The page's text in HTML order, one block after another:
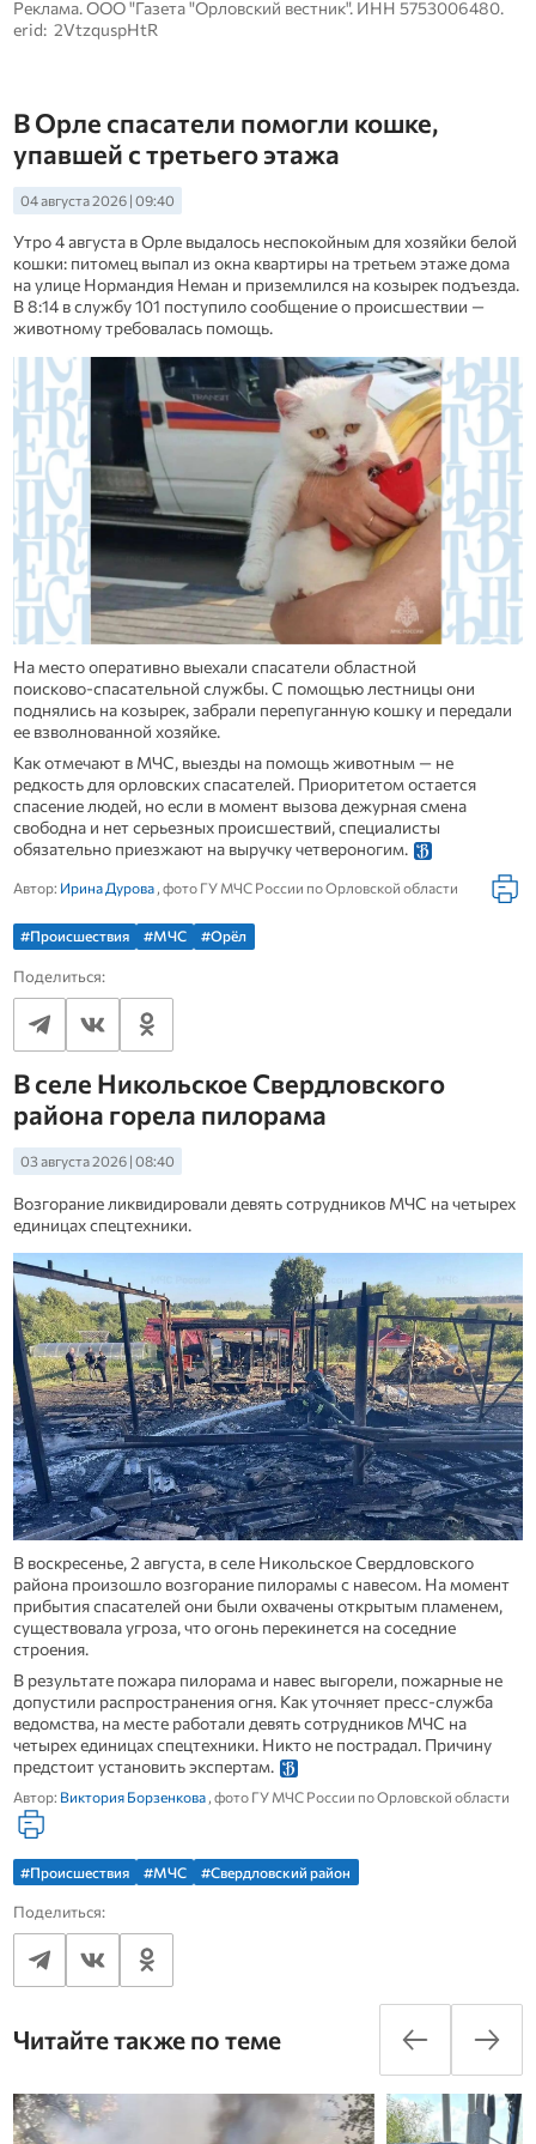
Реклама. ООО "Газета "Орловский вестник". ИНН 5753006480.
erid: 2VtzquspHtR
В Орле спасатели помогли кошке,
упавшей с третьего этажа
04 августа 2026 | 09:40
Утро 4 августа в Орле выдалось неспокойным для хозяйки белой
кошки: питомец выпал из окна квартиры на третьем этаже дома
на улице Нормандия Неман и приземлился на козырек подъезда.
В 8:14 в службу 101 поступило сообщение о происшествии —
животному требовалась помощь.
На место оперативно выехали спасатели областной
поисково‑спасательной службы. С помощью лестницы они
поднялись на козырек, забрали перепуганную кошку и передали
ее взволнованной хозяйке.
Как отмечают в МЧС, выезды на помощь животным — не
редкость для орловских спасателей. Приоритетом остается
спасение людей, но если в момент вызова дежурная смена
свободна и нет серьезных происшествий, специалисты
обязательно приезжают на выручку четвероногим.
Автор: Ирина Дурова, фото ГУ МЧС России по Орловской области
#Происшествия #МЧС #Орёл
Поделиться:
В селе Никольское Свердловского
района горела пилорама
03 августа 2026 | 08:40
Возгорание ликвидировали девять сотрудников МЧС на четырех
единицах спецтехники.
В воскресенье, 2 августа, в селе Никольское Свердловского
района произошло возгорание пилорамы с навесом. На момент
прибытия спасателей они были охвачены открытым пламенем,
существовала угроза, что огонь перекинется на соседние
строения.
В результате пожара пилорама и навес выгорели, пожарные не
допустили распространения огня. Как уточняет пресс-служба
ведомства, на месте работали девять сотрудников МЧС на
четырех единицах спецтехники. Никто не пострадал. Причину
предстоит установить экспертам.
Автор: Виктория Борзенкова, фото ГУ МЧС России по Орловской области
#Происшествия #МЧС #Свердловский район
Поделиться:
Читайте также по теме